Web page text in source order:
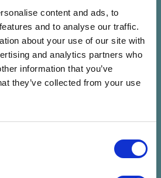
content and ads, to
and to analyse our traffic.
about your use of our site with
and analytics partners who
information that you’ve
they’ve collected from your use